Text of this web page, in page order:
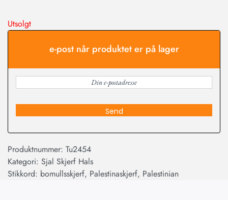
Utsolgt
e-post når produktet er på lager
Send
Produktnummer: Tu2454
Kategori: Sjal Skjerf Hals
Stikkord: bomullsskjerf, Palestinaskjerf, Palestinian